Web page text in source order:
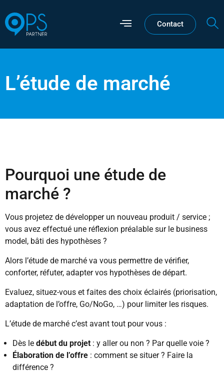
Contact
L’étude de marché
Pourquoi une étude de
marché ?
Vous projetez de développer un nouveau produit / service ;
vous avez effectué une réflexion préalable sur le business
model, bâti des hypothèses ?
Alors l’étude de marché va vous permettre de vérifier,
conforter, réfuter, adapter vos hypothèses de départ.
Evaluez, situez-vous et faites des choix éclairés (priorisation,
adaptation de l’offre, Go/NoGo, …) pour limiter les risques.
L’étude de marché c’est avant tout pour vous :
Dès le début du projet : y aller ou non ? Par quelle voie ?
Élaboration de l’offre : comment se situer ? Faire la
différence ?